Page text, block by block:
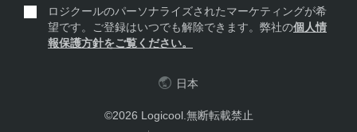
ロジクールのパーソナライズされたマーケティングが希
望です。ご登録はいつでも解除できます。弊社の個人情
報保護方針をご覧ください。
©2026 Logicool.無断転載禁止
日本